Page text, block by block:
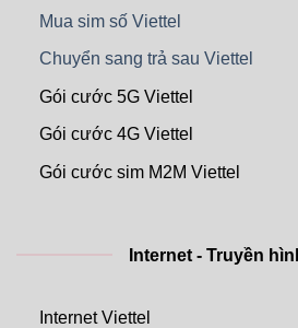
Mua sim số Viettel
Chuyển sang trả sau Viettel
Gói cước 5G Viettel
Gói cước 4G Viettel
Gói cước sim M2M Viettel
Internet - Truyền
Internet Viettel